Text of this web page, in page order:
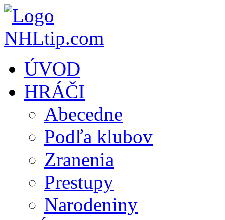
ÚVOD
HRÁČI
Abecedne
Podľa klubov
Zranenia
Prestupy
Narodeniny